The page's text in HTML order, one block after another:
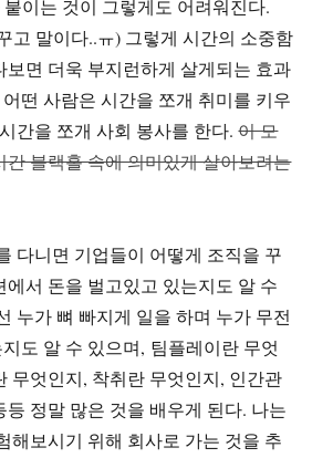
붙이는 것이 그렇게도 어려워진다.
고 말이다..ㅠ) 그렇게 시간의 소중함
보면 더욱 부지런하게 살게되는 효과
떤 사람은 시간을 쪼개 취미를 키우
간을 쪼개 사회 봉사를 한다.이 모
간 블랙홀 속에 의미있게 살아보려는
다니면 기업들이 어떻게 조직을 꾸
에서 돈을 벌고있고 있는지도 알 수
누가 뼈 빠지게 일을 하며 누가 무전
도 알 수 있으며, 팀플레이란 무엇
무엇인지, 착취란 무엇인지, 인간관
등 정말 많은 것을 배우게 된다. 나는
해보시기 위해 회사로 가는 것을 추